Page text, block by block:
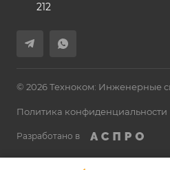
212
© 2026 Техноком: Инженерные
Политика конфиденциальности
Разработано в